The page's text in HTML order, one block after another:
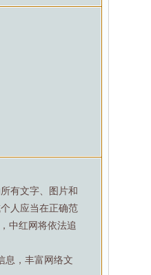
有文字、图片和
人应当在正确范
中红网将依法追
息，丰富网络文